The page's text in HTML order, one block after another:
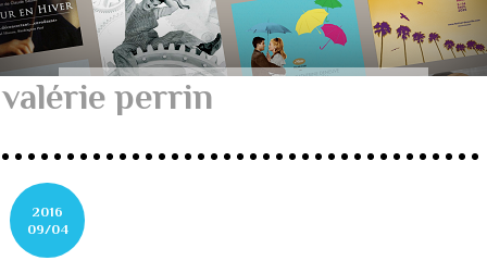
valérie perrin
2016
09/04